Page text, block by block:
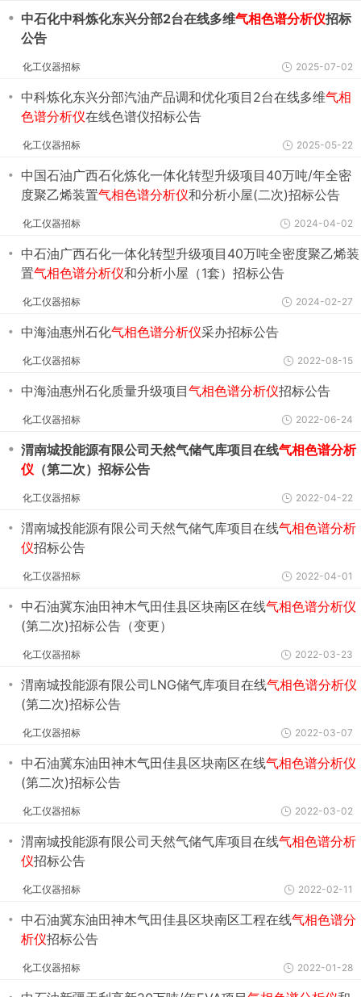
・ 中石化中科炼化东兴分部2台在线多维气相色谱分析仪招标
公告
化工仪器招标 2025-07-02
・ 中科炼化东兴分部汽油产品调和优化项目2台在线多维气相
色谱分析仪在线色谱仪招标公告
化工仪器招标 2025-05-22
・ 中国石油广西石化炼化一体化转型升级项目40万吨/年全密
度聚乙烯装置气相色谱分析仪和分析小屋(二次)招标公告
化工仪器招标 2024-04-02
・ 中石油广西石化一体化转型升级项目40万吨全密度聚乙烯装
置气相色谱分析仪和分析小屋（1套）招标公告
化工仪器招标 2024-02-27
・ 中海油惠州石化气相色谱分析仪采办招标公告
化工仪器招标 2022-08-15
・ 中海油惠州石化质量升级项目气相色谱分析仪招标公告
化工仪器招标 2022-06-24
・ 渭南城投能源有限公司天然气储气库项目在线气相色谱分析
仪 （第二次）招标公告
化工仪器招标 2022-04-22
・ 渭南城投能源有限公司天然气储气库项目在线气相色谱分析
仪招标公告
化工仪器招标 2022-04-01
・ 中石油冀东油田神木气田佳县区块南区在线气相色谱分析仪
(第二次)招标公告（变更）
化工仪器招标 2022-03-23
・ 渭南城投能源有限公司LNG储气库项目在线气相色谱分析仪
(第二次)招标公告
化工仪器招标 2022-03-07
・ 中石油冀东油田神木气田佳县区块南区在线气相色谱分析仪
(第二次)招标公告
化工仪器招标 2022-03-02
・ 渭南城投能源有限公司天然气储气库项目在线气相色谱分析
仪招标公告
化工仪器招标 2022-02-11
・ 中石油冀东油田神木气田佳县区块南区工程在线气相色谱分
析仪招标公告
化工仪器招标 2022-01-28